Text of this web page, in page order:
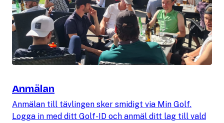
Anmälan
Anmälan till tävlingen sker smidigt via Min Golf.
Logga in med ditt Golf-ID och anmäl ditt lag till vald